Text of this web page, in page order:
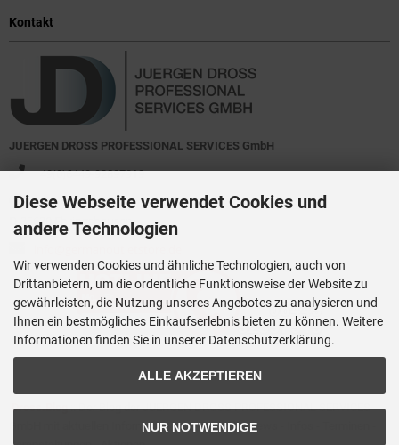
Kontakt
JUERGEN DROSS PROFESSIONAL SERVICES GmbH
+49(0)6449-92897919
Kirchstraße 44
D-35630 Ehringshausen
Dross.Blog::Der Blog der JUERGEN DROSS PROFESSIONAL SERVICES
GmbH mit aktuellen Informationen zu Technik - News - Infos - Terminen -
Diese Webseite verwendet Cookies und
andere Technologien
Wir verwenden Cookies und ähnliche Technologien, auch von
Drittanbietern, um die ordentliche Funktionsweise der Website zu
gewährleisten, die Nutzung unseres Angebotes zu analysieren und
Ihnen ein bestmögliches Einkaufserlebnis bieten zu können. Weitere
Informationen finden Sie in unserer Datenschutzerklärung.
ALLE AKZEPTIEREN
NUR NOTWENDIGE